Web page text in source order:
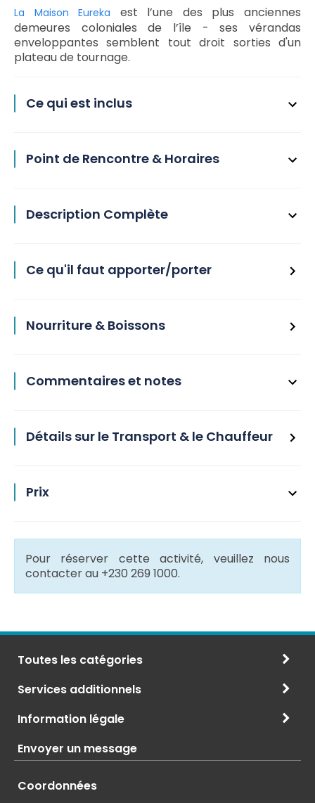
La Maison Eureka est l’une des plus anciennes
demeures coloniales de l’île - ses vérandas
enveloppantes semblent tout droit sorties d'un
plateau de tournage.
Ce qui est inclus
Point de Rencontre & Horaires
Description Complète
Ce qu'il faut apporter/porter
Nourriture & Boissons
Commentaires et notes
Détails sur le Transport & le Chauffeur
Prix
Pour réserver cette activité, veuillez nous
contacter au +230 269 1000.
Toutes les catégories
Services additionnels
Information légale
Envoyer un message
Coordonnées